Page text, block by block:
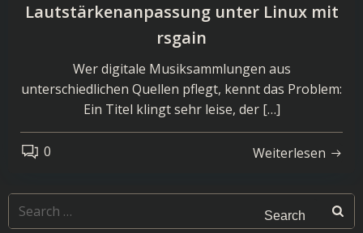
Lautstärkenanpassung unter Linux mit
rsgain
Wer digitale Musiksammlungen aus
unterschiedlichen Quellen pflegt, kennt das Problem:
Ein Titel klingt sehr leise, der […]
0 Weiterlesen
Search
for: